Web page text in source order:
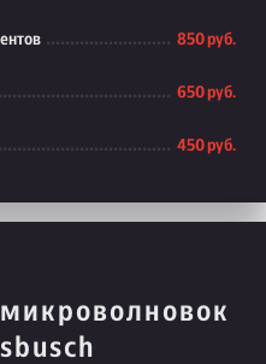
850 руб.
650 руб.
450 руб.